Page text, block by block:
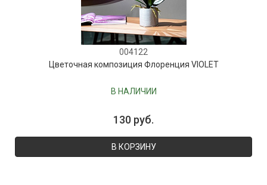
004122
Цветочная композиция Флоренция VIOLET
В НАЛИЧИИ
130 руб.
В КОРЗИНУ